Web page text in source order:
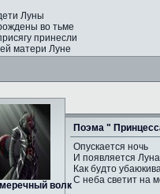
Луны
во тьме
принесли
матери Луне
волк
Поэма "
Опускается ночь
И появляется Луна
Как будто
С неба светит на